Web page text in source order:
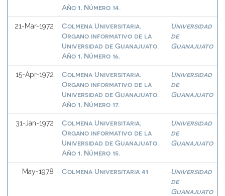
Año 1, Número 14.
21-Mar-1972
Colmena Universitaria.
Organo informativo de la
Universidad de Guanajuato.
Año 1, Número 16.
Universidad
de
Guanajuato
15-Apr-1972
Colmena Universitaria.
Organo informativo de la
Universidad de Guanajuato.
Año 1, Número 17.
Universidad
de
Guanajuato
31-Jan-1972
Colmena Universitaria.
Organo informativo de la
Universidad de Guanajuato.
Año 1, Número 15.
Universidad
de
Guanajuato
May-1978 Colmena Universitaria 41
Universidad
de
Guanajuato